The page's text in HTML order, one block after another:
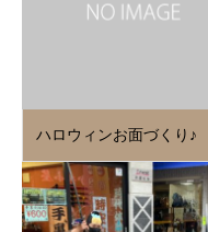
ハロウィンお面づくり♪